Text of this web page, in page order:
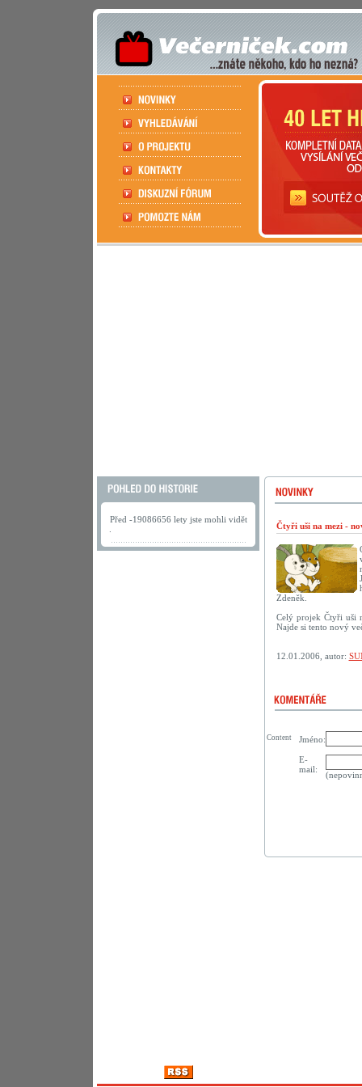
Před -19086656 lety jste mohli vidět
Čtyři uši na mezi -
Zdeněk.
Celý projek Čtyři uši
Najde si tento nový
12.01.2006, autor:
Jméno:
E-
mail:
Content